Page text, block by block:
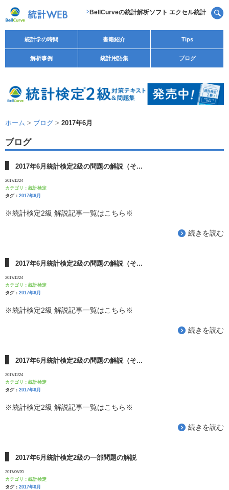
BellCurveの統計解析ソフト エクセル統計
統計学の時間 書籍紹介 Tips
解析事例 統計用語集 ブログ
ホーム > ブログ > 2017年6月
ブログ
2017年6月統計検定2級の問題の解説（そ...
2017/11/24
カテゴリ： 統計検定
タグ： 2017年6月
※統計検定2級 解説記事一覧はこちら※
続きを読む
2017年6月統計検定2級の問題の解説（そ...
2017/11/24
カテゴリ： 統計検定
タグ： 2017年6月
※統計検定2級 解説記事一覧はこちら※
続きを読む
2017年6月統計検定2級の問題の解説（そ...
2017/11/24
カテゴリ： 統計検定
タグ： 2017年6月
※統計検定2級 解説記事一覧はこちら※
続きを読む
2017年6月統計検定2級の一部問題の解説
2017/06/20
カテゴリ： 統計検定
タグ： 2017年6月